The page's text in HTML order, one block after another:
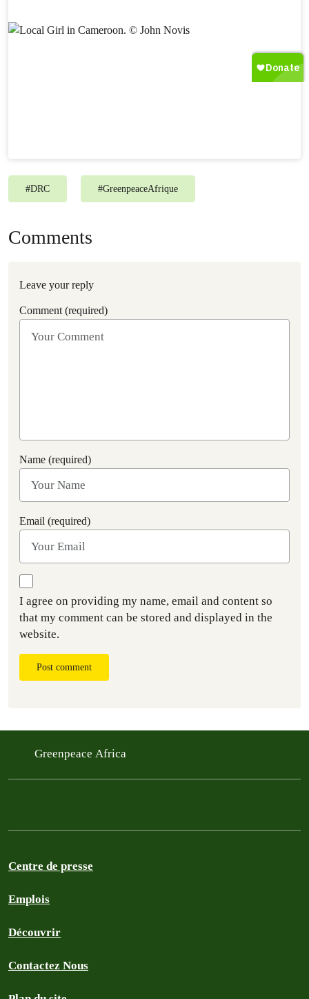
#DRC #GreenpeaceAfrique
Comments
Leave your reply
Comment (required)
Name (required)
Email (required)
I agree on providing my name, email and content so
that my comment can be stored and displayed in the
website.
Post comment
Greenpeace Africa
Centre de presse
Emplois
Découvrir
Contactez Nous